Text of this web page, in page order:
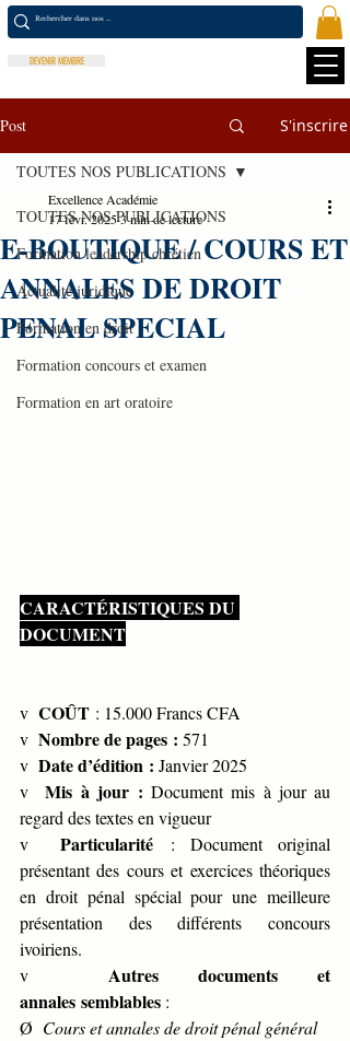
DEVENIR MEMBRE
Post S'inscrire
TOUTES NOS PUBLICATIONS
Formation leadership chrétien
Actualité juridique
Formation en droit
Formation concours et examen
Formation en art oratoire
TOUTES NOS PUBLICATIONS
E-BOUTIQUE / COURS ET
ANNALES DE DROIT
PENAL SPECIAL
Excellence Académie
17 févr. 20253 min de lecture
CARACTÉRISTIQUES DU
DOCUMENT
v COÛT : 15.000 Francs CFA
v Nombre de pages : 571
v Date d’édition : Janvier 2025
v Mis à jour : Document mis à jour au
regard des textes en vigueur
v Particularité
: Document original
présentant des cours et exercices théoriques
en droit pénal spécial pour une meilleure
présentation des différents concours
ivoiriens.
v Autres documents et
annales semblables :
Ø Cours et annales de droit pénal général